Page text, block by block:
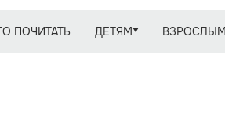
ПОЧИТАТЬ ДЕТЯМ